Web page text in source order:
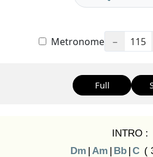
Metronome − 115
Full
INTRO :
Dm | Am | Bb | C (